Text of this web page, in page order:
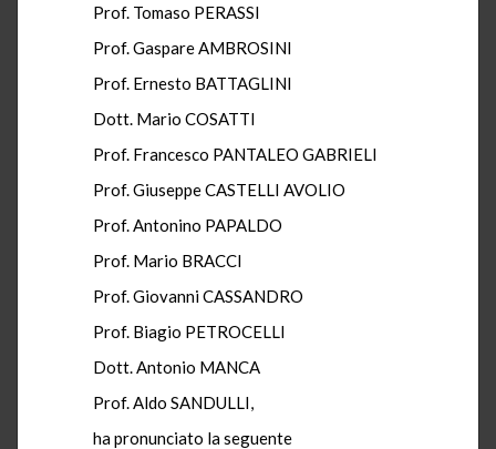
Prof. Tomaso PERASSI
Prof. Gaspare AMBROSINI
Prof. Ernesto BATTAGLINI
Dott. Mario COSATTI
Prof. Francesco PANTALEO GABRIELI
Prof. Giuseppe CASTELLI AVOLIO
Prof. Antonino PAPALDO
Prof. Mario BRACCI
Prof. Giovanni CASSANDRO
Prof. Biagio PETROCELLI
Dott. Antonio MANCA
Prof. Aldo SANDULLI,
ha pronunciato la seguente